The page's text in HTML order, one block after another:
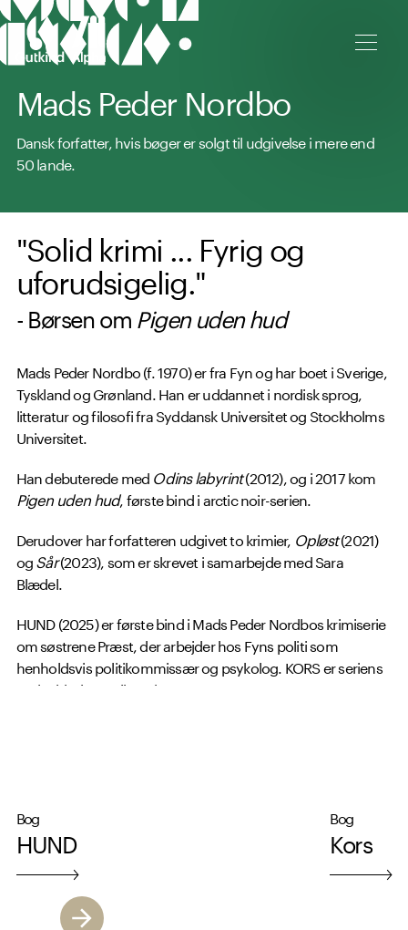
Spring til hovedindhold
Mads Peder Nordbo
Dansk forfatter, hvis bøger er solgt til udgivelse i mere end
50 lande.
"Solid krimi ... Fyrig og
uforudsigelig."
- Børsen om Pigen uden hud
Mads Peder Nordbo (f. 1970) er fra Fyn og har boet i Sverige,
Tyskland og Grønland. Han er uddannet i nordisk sprog,
litteratur og filosofi fra Syddansk Universitet og Stockholms
Universitet.
Han debuterede med Odins labyrint(2012), og i 2017 kom
Pigen uden hud, første bind i arctic noir-serien.
Derudover har forfatteren udgivet to krimier, Opløst(2021)
ogSår(2023), som er skrevet i samarbejde med Sara
Blædel.
HUND (2025) er første bind i Mads Peder Nordbos krimiserie
om søstrene Præst, der arbejder hos Fyns politi som
henholdsvis politikommissær og psykolog. KORS er seriens
andet bind og udkom i 2026.
Bog
HUND
Bog
Kors